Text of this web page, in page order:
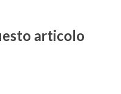
articolo